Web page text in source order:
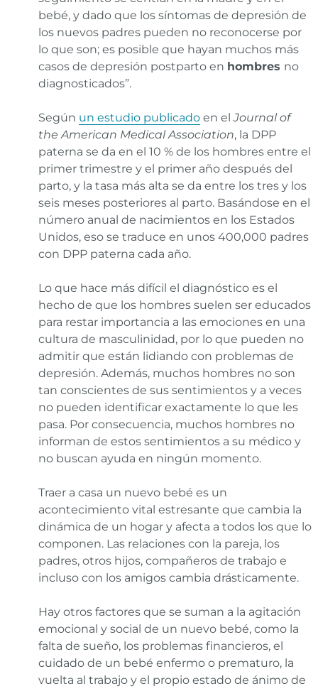
bebé, y dado que los síntomas de depresión de
los nuevos padres pueden no reconocerse por
lo que son; es posible que hayan muchos más
casos de depresión postparto en hombres no
diagnosticados”.
Según un estudio publicadoen elJournal of
the American Medical Association, la DPP
paterna se da en el 10 % de los hombres entre el
primer trimestre y el primer año después del
parto, y la tasa más alta se da entre los tres y los
seis meses posteriores al parto. Basándose en el
número anual de nacimientos en los Estados
Unidos, eso se traduce en unos 400,000 padres
con DPP paterna cada año.
Lo que hace más difícil el diagnóstico es el
hecho de que los hombres suelen ser educados
para restar importancia a las emociones en una
cultura de masculinidad, por lo que pueden no
admitir que están lidiando con problemas de
depresión. Además, muchos hombres no son
tan conscientes de sus sentimientos y a veces
no pueden identificar exactamente lo que les
pasa. Por consecuencia, muchos hombres no
informan de estos sentimientos a su médico y
no buscan ayuda en ningún momento.
Traer a casa un nuevo bebé es un
acontecimiento vital estresante que cambia la
dinámica de un hogar y afecta a todos los que lo
componen. Las relaciones con la pareja, los
padres, otros hijos, compañeros de trabajo e
incluso con los amigos cambia drásticamente.
Hay otros factores que se suman a la agitación
emocional y social de un nuevo bebé, como la
falta de sueño, los problemas financieros, el
cuidado de un bebé enfermo o prematuro, la
vuelta al trabajo y el propio estado de ánimo de